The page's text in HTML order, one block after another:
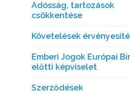
Adósság, tartozások
csökkentése
Követelések
Emberi Jogok Európai
előtti képviselet
Szerződések